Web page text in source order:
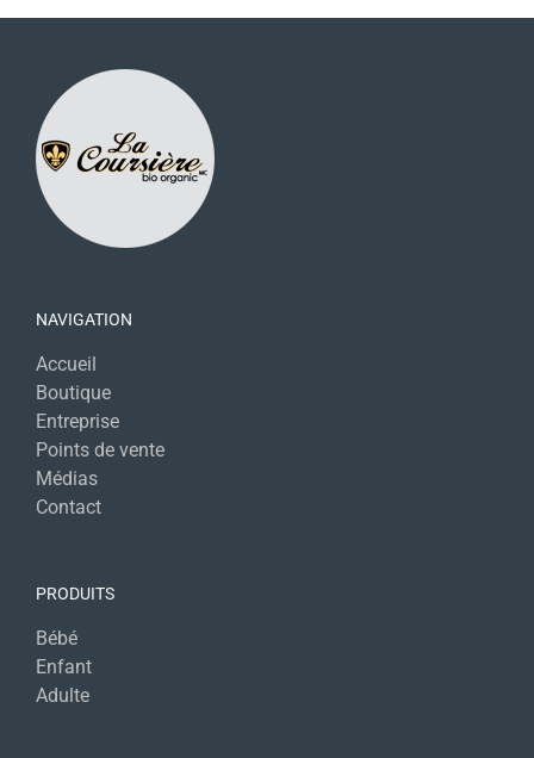
NAVIGATION
Accueil
Boutique
Entreprise
Points de vente
Médias
Contact
PRODUITS
Bébé
Enfant
Adulte